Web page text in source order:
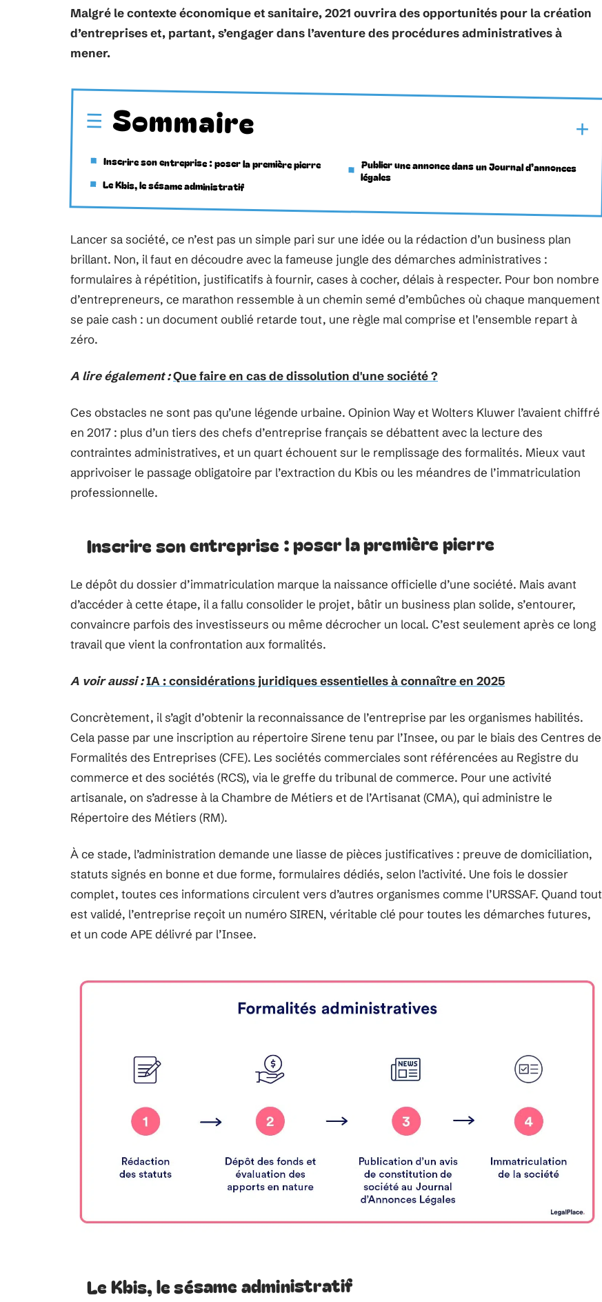
Malgré le contexte économique et sanitaire, 2021 ouvrira des opportunités pour la création
d’entreprises et, partant, s’engager dans l’aventure des procédures administratives à
mener.
Sommaire
Inscrire son entreprise : poser la première pierre
Le Kbis, le sésame administratif
Publier une annonce dans un Journal d’annonces
légales
Lancer sa société, ce n’est pas un simple pari sur une idée ou la rédaction d’un business plan
brillant. Non, il faut en découdre avec la fameuse jungle des démarches administratives :
formulaires à répétition, justificatifs à fournir, cases à cocher, délais à respecter. Pour bon nombre
d’entrepreneurs, ce marathon ressemble à un chemin semé d’embûches où chaque manquement
se paie cash : un document oublié retarde tout, une règle mal comprise et l’ensemble repart à
zéro.
A lire également :Que faire en cas de dissolution d'une société ?
Ces obstacles ne sont pas qu’une légende urbaine. Opinion Way et Wolters Kluwer l’avaient chiffré
en 2017 : plus d’un tiers des chefs d’entreprise français se débattent avec la lecture des
contraintes administratives, et un quart échouent sur le remplissage des formalités. Mieux vaut
apprivoiser le passage obligatoire par l’extraction du Kbis ou les méandres de l’immatriculation
professionnelle.
Inscrire son entreprise : poser la première pierre
Le dépôt du dossier d’immatriculation marque la naissance officielle d’une société. Mais avant
d’accéder à cette étape, il a fallu consolider le projet, bâtir un business plan solide, s’entourer,
convaincre parfois des investisseurs ou même décrocher un local. C’est seulement après ce long
travail que vient la confrontation aux formalités.
A voir aussi :IA : considérations juridiques essentielles à connaître en 2025
Concrètement, il s’agit d’obtenir la reconnaissance de l’entreprise par les organismes habilités.
Cela passe par une inscription au répertoire Sirene tenu par l’Insee, ou par le biais des Centres de
Formalités des Entreprises (CFE). Les sociétés commerciales sont référencées au Registre du
commerce et des sociétés (RCS), via le greffe du tribunal de commerce. Pour une activité
artisanale, on s’adresse à la Chambre de Métiers et de l’Artisanat (CMA), qui administre le
Répertoire des Métiers (RM).
À ce stade, l’administration demande une liasse de pièces justificatives : preuve de domiciliation,
statuts signés en bonne et due forme, formulaires dédiés, selon l’activité. Une fois le dossier
complet, toutes ces informations circulent vers d’autres organismes comme l’URSSAF. Quand tout
est validé, l’entreprise reçoit un numéro SIREN, véritable clé pour toutes les démarches futures,
et un code APE délivré par l’Insee.
Le Kbis, le sésame administratif